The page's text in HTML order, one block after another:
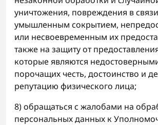
уничтожения, повреждения в
умышленным сокрытием,
или несвоевременным их
также на защиту от
которые являются
порочащих честь, достоинство и
репутацию физического лица;
8) обращаться с жалобами на
персональных данных к